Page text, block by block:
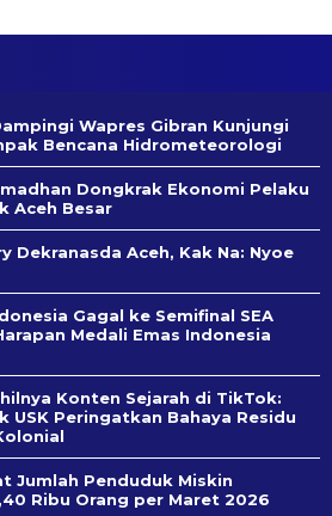
Wapres Gibran Kunjungi
Bencana Hidrometeorologi
Dongkrak Ekonomi Pelaku
Aceh Besar
Dekranasda Aceh, Kak Na: Nyoe
Gagal ke Semifinal SEA
Medali Emas Indonesia
Konten Sejarah di TikTok:
USK Peringatkan Bahaya Residu
Jumlah Penduduk Miskin
Ribu Orang per Maret 2026